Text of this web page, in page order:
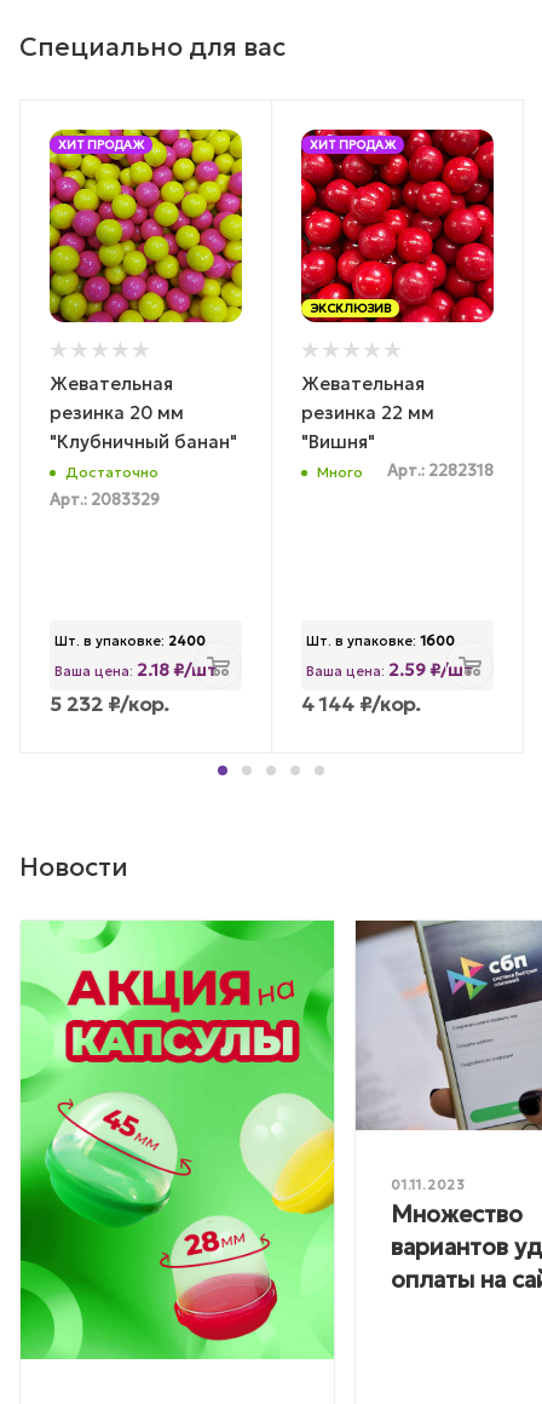
Специально для вас
ХИТ ПРОДАЖ
Жевательная
резинка 20 мм
"Клубничный банан"
Достаточно
Арт.: 2083329
Шт. в упаковке: 2400
Ваша цена: 2.18 ₽/шт
5 232 ₽/кор.
ХИТ ПРОДАЖ
ЭКСКЛЮЗИВ
Жевательная
резинка 22 мм
"Вишня"
Много Арт.: 2282318
Шт. в упаковке: 1600
Ваша цена: 2.59 ₽/шт
4 144 ₽/кор.
Новости
01.11.2023
Множество
вариантов
оплаты на